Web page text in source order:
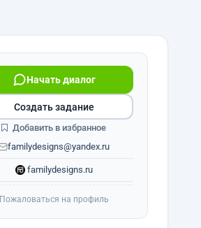
Начать диалог
familydesigns@yandex.ru
familydesigns.ru
Создать задание
Добавить в избранное
Пожаловаться на профиль